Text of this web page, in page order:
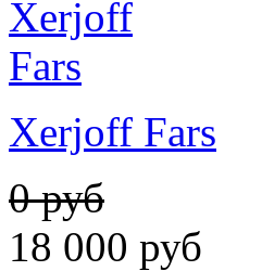
Xerjoff Fars
0 руб
18 000 руб